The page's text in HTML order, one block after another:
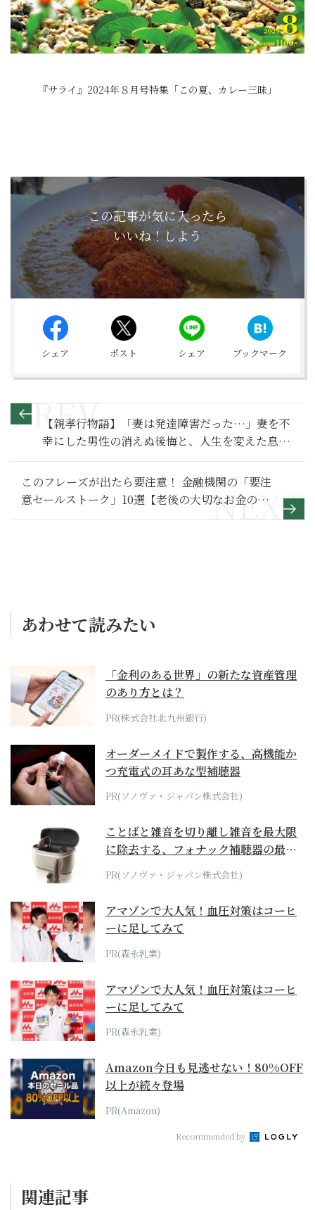
『サライ』2024年８月号特集「この夏、カレー三昧」
この記事が気に入ったら
いいね！しよう
シェア ポスト シェア ブックマーク
【親孝行物語】「妻は発達障害だった…」妻を不
幸にした男性の消えぬ後悔と、人生を変えた息子
の決断～その２〜
このフレーズが出たら要注意！ 金融機関の「要注
意セールストーク」10選【老後の大切なお金の一
番安全な増やし方】
あわせて読みたい
「金利のある世界」の新たな資産管理
のあり方とは？
PR(株式会社北九州銀行)
オーダーメイドで製作する、高機能か
つ充電式の耳あな型補聴器
PR(ソノヴァ・ジャパン株式会社)
ことばと雑音を切り離し雑音を最大限
に除去する、フォナック補聴器の最上
位モデル
PR(ソノヴァ・ジャパン株式会社)
アマゾンで大人気！血圧対策はコーヒ
ーに足してみて
PR(森永乳業)
アマゾンで大人気！血圧対策はコーヒ
ーに足してみて
PR(森永乳業)
Amazon今日も見逃せない！80%OFF
以上が続々登場
PR(Amazon)
Recommended by
関連記事